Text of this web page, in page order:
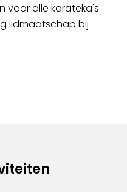
voor alle karateka's
lidmaatschap bij